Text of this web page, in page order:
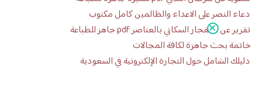
دعاء النصر على الاعداء والظالمين كامل مكتوب
تقرير عن الانفجار السكاني بالعناصر pdf جاهز للطباعة
خاتمة بحث جاهزة لكافة المجالات
دليلك الشامل حول التجارة الإلكترونية في السعودية